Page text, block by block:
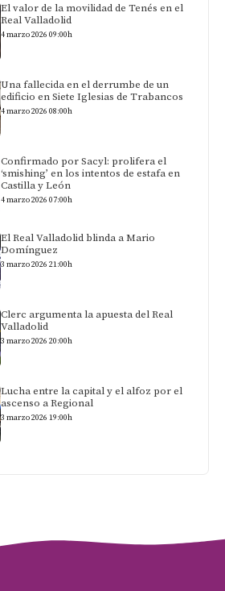
El valor de la movilidad de Tenés en el
Real Valladolid
4 marzo 2026 09:00h
Una fallecida en el derrumbe de un
edificio en Siete Iglesias de Trabancos
4 marzo 2026 08:00h
Confirmado por Sacyl: prolifera el
‘smishing’ en los intentos de estafa en
Castilla y León
4 marzo 2026 07:00h
El Real Valladolid blinda a Mario
Domínguez
3 marzo 2026 21:00h
Clerc argumenta la apuesta del Real
Valladolid
3 marzo 2026 20:00h
Lucha entre la capital y el alfoz por el
ascenso a Regional
3 marzo 2026 19:00h